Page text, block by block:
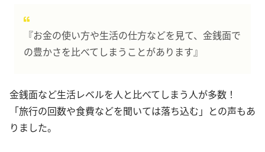
『お金の使い方や生活の仕方などを見て、金銭面で
の豊かさを比べてしまうことがあります』
金銭面など生活レベルを人と比べてしまう人が多数！
「旅行の回数や食費などを聞いては落ち込む」との声もあ
りました。